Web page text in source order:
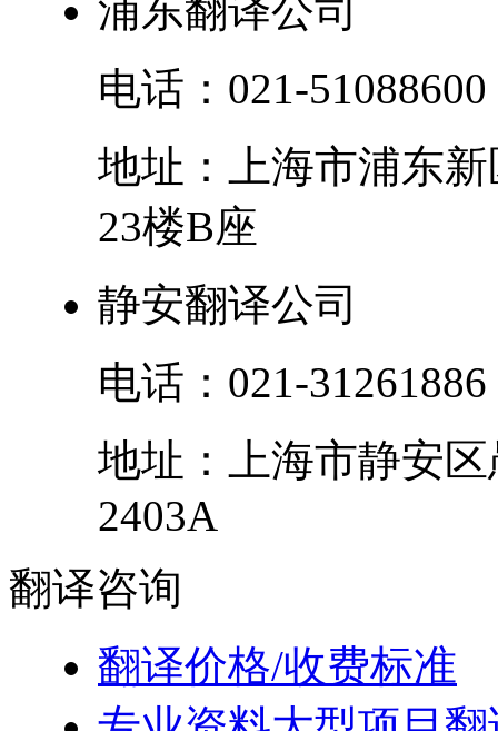
浦东翻译公司
电话： 021-51088600
地址：
上海市浦东新
23楼B座
静安翻译公司
电话： 021-31261886
地址：
上海市静安区
2403A
翻译咨询
翻译价格/收费标准